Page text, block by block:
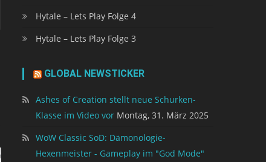
Hytale – Lets Play Folge 4
Hytale – Lets Play Folge 3
GLOBAL NEWSTICKER
Ashes of Creation stellt neue Schurken-
Klasse im Video vor Montag, 31. März 2025
WoW Classic SoD: Dämonologie-
Hexenmeister - Gameplay im "God Mode"